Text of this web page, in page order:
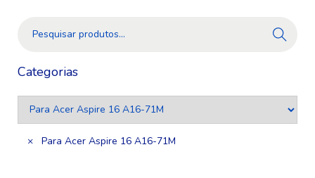
Pesquis
Categorias
× Para Acer Aspire 16 A16-71M